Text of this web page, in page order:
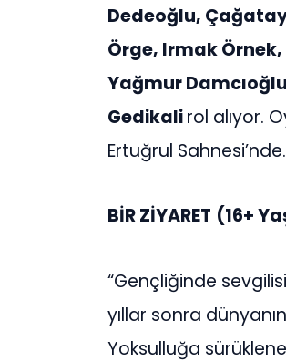
Dedeoğlu, Çağatay
Örge, Irmak
Yağmur
Gedikalirol alıyor.
Ertuğrul Sahnesi’nde.
BİR ZİYARET (16+
“Gençliğinde
yıllar sonra
Yoksulluğa